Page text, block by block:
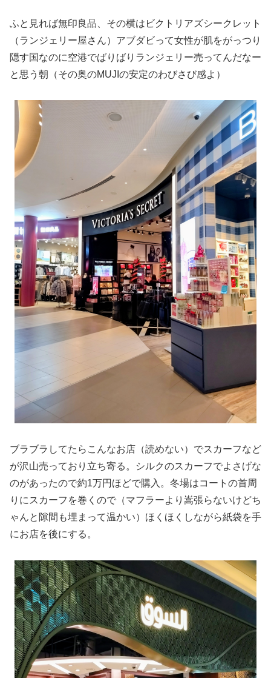
ふと見れば無印良品、その横はビクトリアズシークレット
（ランジェリー屋さん）アブダビって女性が肌をがっつり
隠す国なのに空港でばりばりランジェリー売ってんだなー
と思う朝（その奥のMUJIの安定のわびさび感よ）
ブラブラしてたらこんなお店（読めない）でスカーフなど
が沢山売っており立ち寄る。シルクのスカーフでよさげな
のがあったので約1万円ほどで購入。冬場はコートの首周
りにスカーフを巻くので（マフラーより嵩張らないけどち
ゃんと隙間も埋まって温かい）ほくほくしながら紙袋を手
にお店を後にする。